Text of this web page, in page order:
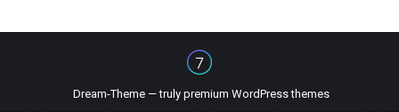
Dream-Theme — truly premium WordPress themes